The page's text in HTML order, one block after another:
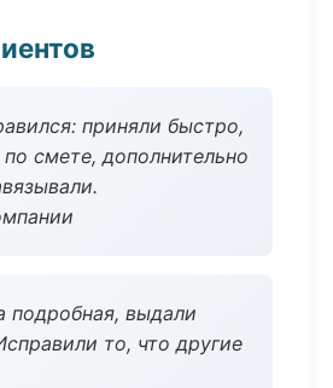
приняли быстро,
смете, дополнительно
подробная, выдали
то, что другие